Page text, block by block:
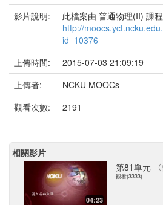
影片說明:
此檔案由 普通物理(II) 課
http://
id=10376
上傳時間:
2015-07-03 21:09:19
上傳者:
NCKU MOOCs
觀看次數:
2191
相關影片
04:23
第81單元
觀看(3333)